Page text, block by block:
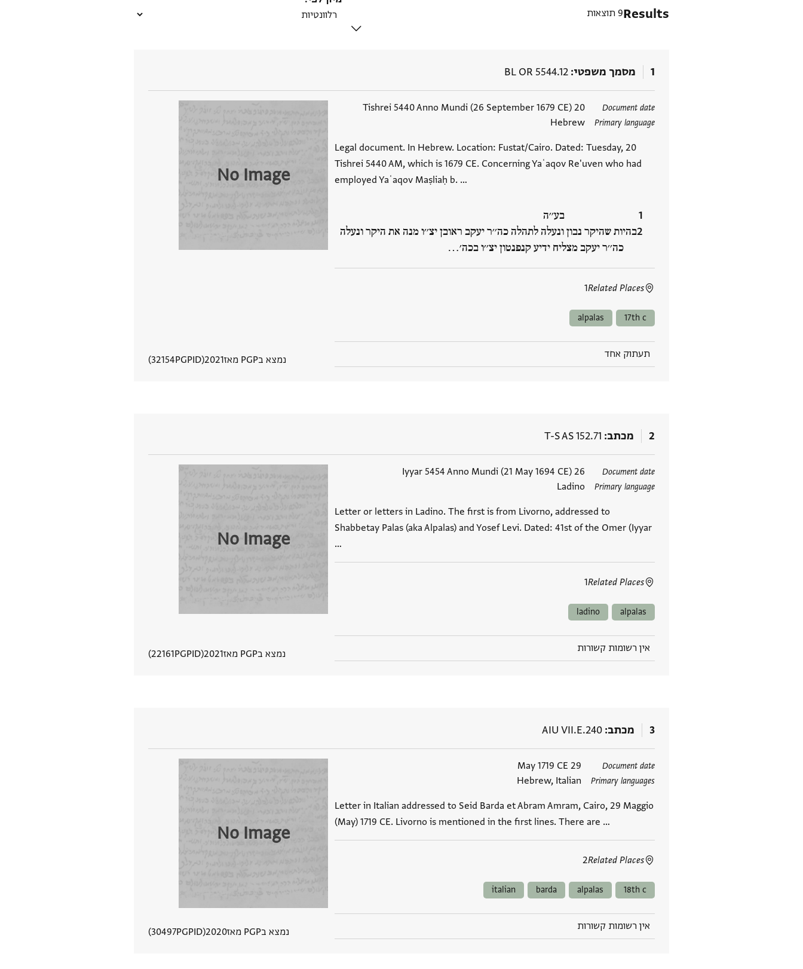
Results9 תוצאות
1 מסמך משפטי BL OR 5544.12
Document date
20 Tishrei 5440 Anno Mundi (26 September 1679 CE)
Primary language
Hebrew
Legal document. In Hebrew. Location: Fustat/Cairo. Dated: Tuesday, 20
Tishrei 5440 AM, which is 1679 CE. Concerning Yaʿaqov Re'uven who had
employed Yaʿaqov Maṣliaḥ b. …
בע׳׳ה
בהיות שהיקר נבון ונעלה לתהלה כה׳׳ר יעקב ראובן יצ׳׳ו מנה את היקר ונעלה
כה׳׳ר יעקב מצליח ידיע קנפנטון יצ׳׳ו בכה׳‮…
Related Places
1
תגים
17th c
alpalas
תעתוק אחד
No Image
נמצא בPGP מאז 2021
PGPID
32154
2 מכתב T-S AS 152.71
Document date
26 Iyyar 5454 Anno Mundi (21 May 1694 CE)
Primary language
Ladino
Letter or letters in Ladino. The first is from Livorno, addressed to
Shabbetay Palas (aka Alpalas) and Yosef Levi. Dated: 41st of the Omer (Iyyar
…
Related Places
1
תגים
alpalas
ladino
אין רשומות קשורות
No Image
נמצא בPGP מאז 2021
PGPID
22161
3 מכתב AIU VII.E.240
Document date
29 May 1719 CE
Primary languages
Hebrew, Italian
Letter in Italian addressed to Seid Barda et Abram Amram, Cairo, 29 Maggio
(May) 1719 CE. Livorno is mentioned in the first lines. There are …
Related Places
2
תגים
18th c
alpalas
barda
italian
אין רשומות קשורות
No Image
נמצא בPGP מאז 2020
PGPID
30497